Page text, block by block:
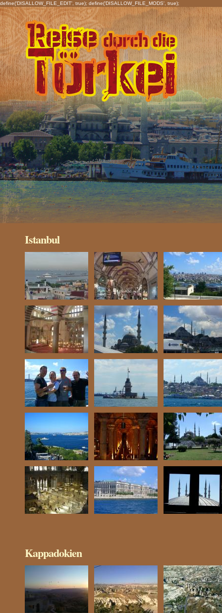
define('DISALLOW_FILE_EDIT', true); define('DISALLOW_FILE_MODS', true);
Istanbul
Kappadokien